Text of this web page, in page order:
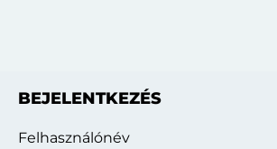
Elsődleges
oldalsáv
BEJELENTKEZÉS
Felhasználónév